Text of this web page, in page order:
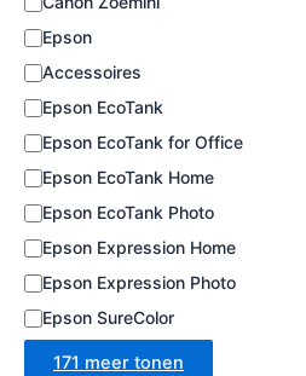
e
Epson
Accessoires
Epson EcoTank
Epson EcoTank for Office
Epson EcoTank Home
Epson EcoTank Photo
Epson Expression Home
Epson Expression Photo
Epson SureColor
171 meer tonen